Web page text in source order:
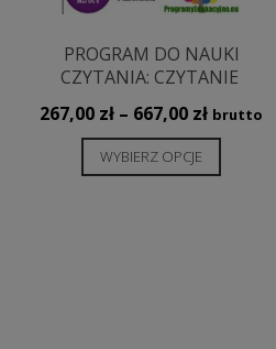
PROGRAM DO NAUKI
CZYTANIA: CZYTANIE
267,00 zł – 667,00 złZakres
cen:
brutto
WYBIERZ OPCJE
produkt